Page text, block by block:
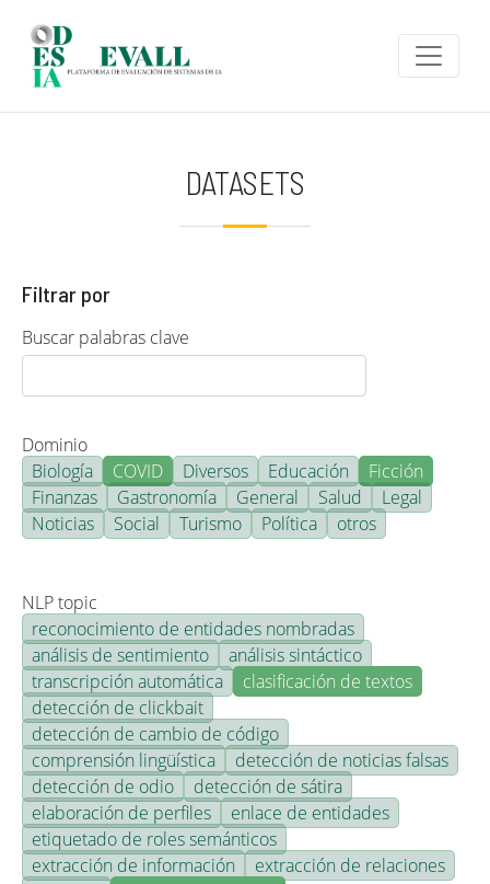
DATASETS
Filtrar por
Buscar palabras clave
Dominio
Biología
COVID Diversos Educación
Ficción
Finanzas
Gastronomía General Salud
Legal
Noticias
Social Turismo Política otros
NLP topic
reconocimiento de entidades nombradas
análisis de sentimiento
análisis sintáctico
transcripción automática
clasificación de textos
detección de clickbait
detección de cambio de código
comprensión lingüística
detección de noticias falsas
detección de odio
detección de sátira
elaboración de perfiles
enlace de entidades
etiquetado de roles semánticos
extracción de información
extracción de relaciones